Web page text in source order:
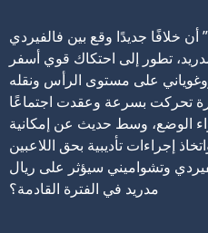
خلافًا جديدًا وقع بين فالفيردي
تطور إلى احتكاك قوي أسفر
على مستوى الرأس ونقله
تحركت بسرعة وعقدت اجتماعًا
الوضع، وسط حديث عن إمكانية
وتشواميني سيؤثر على ريال
مدريد في الفترة القادمة؟